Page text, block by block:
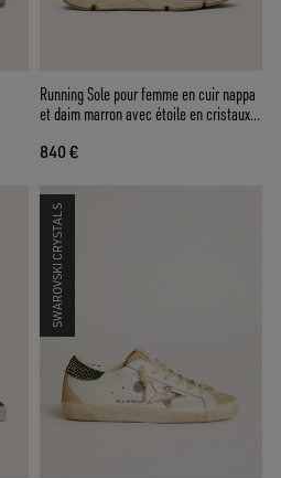
Running Sole pour femme en cuir nappa
et daim marron avec étoile en cristaux
840 €
SWAROVSKI CRYSTALS